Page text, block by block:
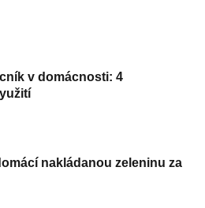
v domácnosti: 4
nakládanou zeleninu za